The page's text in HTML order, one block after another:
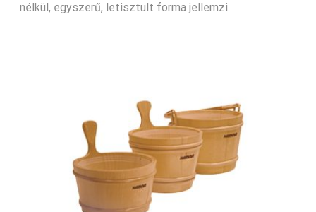
nélkül, egyszerű, letisztult forma jellemzi.